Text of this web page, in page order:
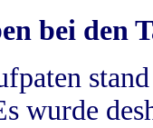
bei den
wurde